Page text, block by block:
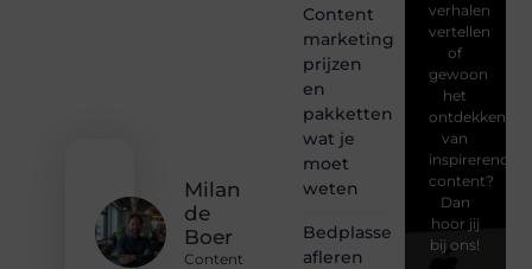
Milan
de
Boer
Content
Content
marketing
prijzen
en
pakketten:
wat je
moet
weten
Bedplassen
afleren
verhalen
vertellen
of
gewoon
het
ontdekken
van
inspirerende
content?
Dan
hoor jij
bij ons!